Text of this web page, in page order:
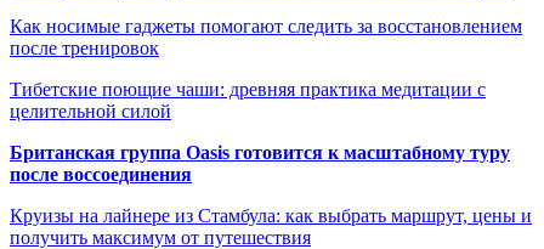
Как носимые гаджеты помогают следить за восстановлением
после тренировок
Тибетские поющие чаши: древняя практика медитации с
целительной силой
Британская группа Oasis готовится к масштабному туру
после воссоединения
Круизы на лайнере из Стамбула: как выбрать маршрут, цены и
получить максимум от путешествия